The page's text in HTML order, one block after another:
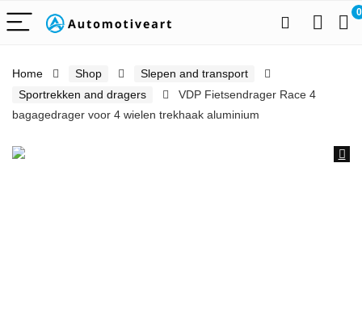
0
Home Shop
Slepen and transport
Sportrekken and dragers
VDP Fietsendrager Race 4
bagagedrager voor 4 wielen trekhaak aluminium